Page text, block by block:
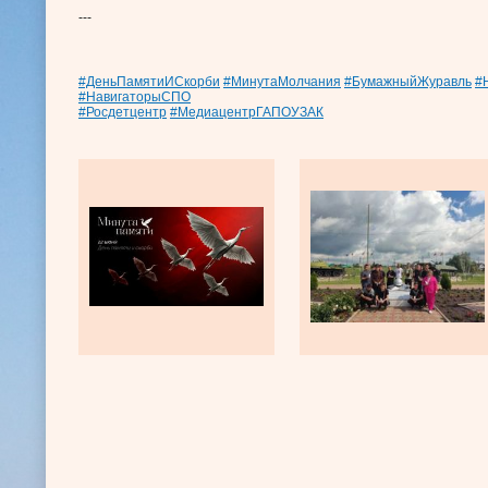
---
#ДеньПамятиИСкорби #МинутаМолчания #БумажныйЖуравль
#НавигаторыСПО
#Росдетцентр #МедиацентрГАПОУЗАК